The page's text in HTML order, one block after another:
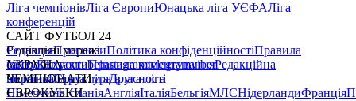
Ліга чемпіонівЛіга ЄвропиЮнацька ліга УЄФАЛіга
конференцій
САЙТ ФУТБОЛ 24
РедакціяПрогнозиПолітика конфіденційностіПравила
сайтуКонтактиПравила коментуванняРедакційна
політикаСтруктура власності
Соціальні мережі
facebookxyoutubeinstagramtelegramviber
УКРАЇНА
УкраїнаПерша лігаДруга ліга
ЧЕМПІОНАТИ
НімеччинаІспаніяАнгліяІталіяБельгіяМЛСНідерландиФранція
ЄВРОКУБКИ